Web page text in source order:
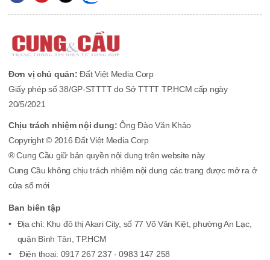
Đơn vị chủ quản: Đất Việt Media Corp
Giấy phép số 38/GP-STTTT do Sở TTTT TP.HCM cấp ngày
20/5/2021
Chịu trách nhiệm nội dung:Ông Đào Văn Khảo
Copyright © 2016 Đất Việt Media Corp
® Cung Cầu giữ bản quyền nội dung trên website này
Cung Cầu không chịu trách nhiệm nội dung các trang được mở ra ở
cửa sổ mới
Ban biên tập
Địa chỉ: Khu đô thị Akari City, số 77 Võ Văn Kiệt, phường An Lạc,
quận Bình Tân, TP.HCM
Điện thoại: 0917 267 237 - 0983 147 258